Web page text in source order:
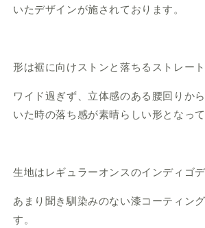
いたデザインが施されております。
形は裾に向けストンと落ちるストレート
ワイド過ぎず、立体感のある腰回りか
いた時の落ち感が素晴らしい形となって
生地はレギュラーオンスのインディゴデ
あまり聞き馴染みのない漆コーティン
す。